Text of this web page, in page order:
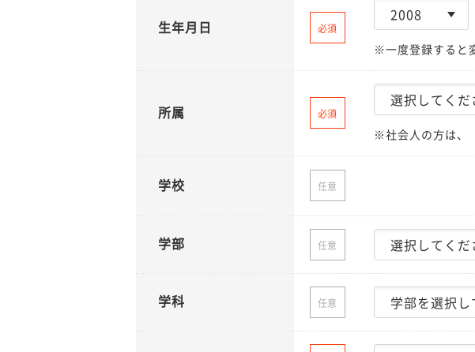
生年月日 必須
※一度登録すると
所属 必須
※社会人の方は、
学校 任意
学部 任意
学科 任意